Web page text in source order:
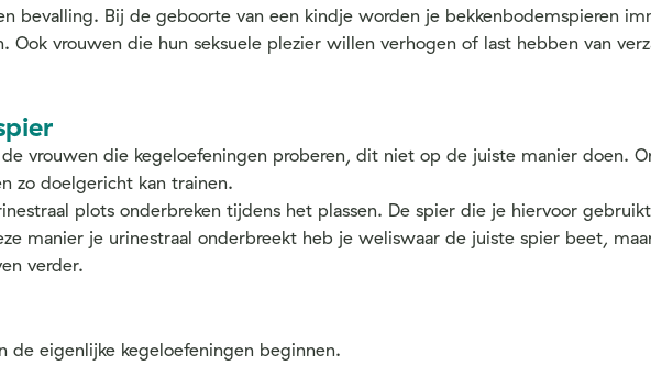
bevalling. Bij de geboorte van een kindje worden je bekkenbodemspieren
vrouwen die hun seksuele plezier willen verhogen of last hebben van
vrouwen die kegeloefeningen proberen, dit niet op de juiste manier doen.
zo doelgericht kan trainen.
plots onderbreken tijdens het plassen. De spier die je hiervoor
manier je urinestraal onderbreekt heb je weliswaar de juiste spier beet,
verder.
de eigenlijke kegeloefeningen beginnen.